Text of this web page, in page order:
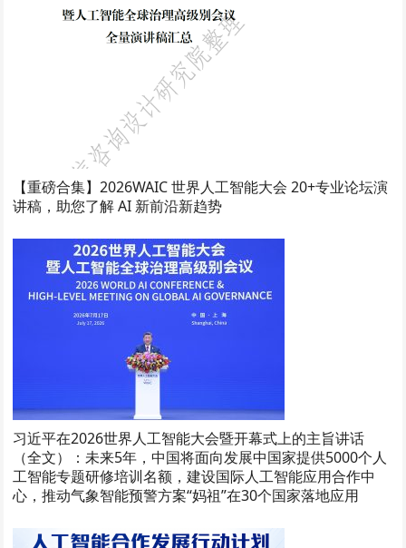
【重磅合集】2026WAIC 世界人工智能大会 20+专业论坛演
讲稿，助您了解 AI 新前沿新趋势
习近平在2026世界人工智能大会暨开幕式上的主旨讲话
（全文）：未来5年，中国将面向发展中国家提供5000个人
工智能专题研修培训名额，建设国际人工智能应用合作中
心，推动气象智能预警方案“妈祖”在30个国家落地应用